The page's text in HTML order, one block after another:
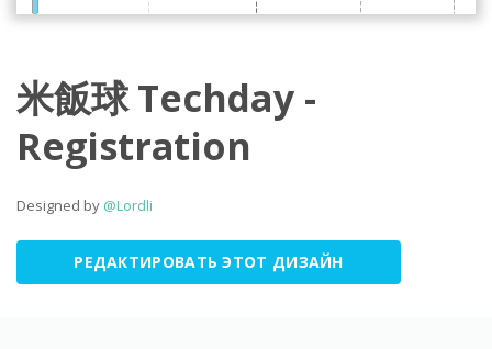
米飯球 Techday -
Registration
Designed by @Lordli
РЕДАКТИРОВАТЬ ЭТОТ ДИЗАЙН